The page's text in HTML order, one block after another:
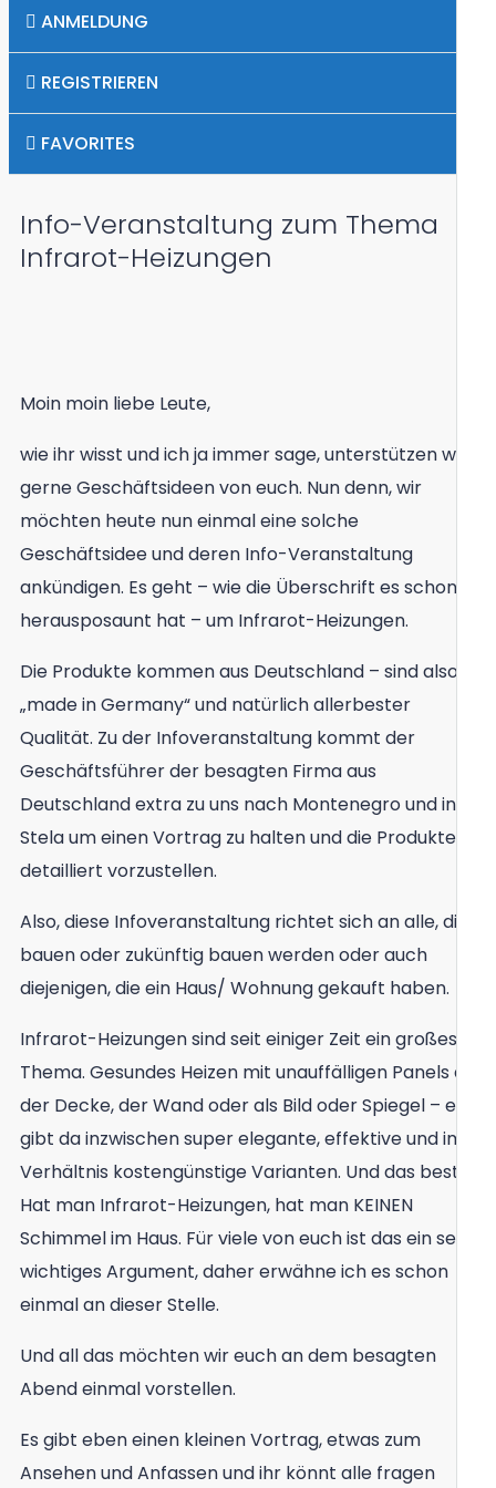
UNTERSTÜTZUNG BEI GESCHÄFTSIDEEN
ANMELDUNG VON KINDERN IN DER SCHULE
IMPORT VON BOOTEN & SCHIFFEN INKL.
LIEGEPLATZ IN MONTENEGRO
WIEVIEL IST MEINE IMMOBILIE WERT?
ANMELDUNG
REGISTRIEREN
FAVORITES
Info-Veranstaltung zum Thema
Infrarot-Heizungen
Moin moin liebe Leute,
wie ihr wisst und ich ja immer sage, unterstützen wir
gerne Geschäftsideen von euch. Nun denn, wir
möchten heute nun einmal eine solche
Geschäftsidee und deren Info-Veranstaltung
ankündigen. Es geht – wie die Überschrift es schon
herausposaunt hat – um Infrarot-Heizungen.
Die Produkte kommen aus Deutschland – sind also
„made in Germany“ und natürlich allerbester
Qualität. Zu der Infoveranstaltung kommt der
Geschäftsführer der besagten Firma aus
Deutschland extra zu uns nach Montenegro und ins
Stela um einen Vortrag zu halten und die Produkte
detailliert vorzustellen.
Also, diese Infoveranstaltung richtet sich an alle, die
bauen oder zukünftig bauen werden oder auch
diejenigen, die ein Haus/ Wohnung gekauft haben.
Infrarot-Heizungen sind seit einiger Zeit ein großes
Thema. Gesundes Heizen mit unauffälligen Panels an
der Decke, der Wand oder als Bild oder Spiegel – es
gibt da inzwischen super elegante, effektive und im
Verhältnis kostengünstige Varianten. Und das beste:
Hat man Infrarot-Heizungen, hat man KEINEN
Schimmel im Haus. Für viele von euch ist das ein sehr
wichtiges Argument, daher erwähne ich es schon
einmal an dieser Stelle.
Und all das möchten wir euch an dem besagten
Abend einmal vorstellen.
Es gibt eben einen kleinen Vortrag, etwas zum
Ansehen und Anfassen und ihr könnt alle fragen